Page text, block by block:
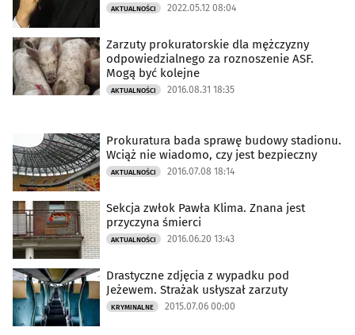
AKTUALNOŚCI 2022.05.12 08:04
Zarzuty prokuratorskie dla mężczyzny
odpowiedzialnego za roznoszenie ASF.
Mogą być kolejne
AKTUALNOŚCI 2016.08.31 18:35
Prokuratura bada sprawę budowy stadionu.
Wciąż nie wiadomo, czy jest bezpieczny
AKTUALNOŚCI 2016.07.08 18:14
Sekcja zwłok Pawła Klima. Znana jest
przyczyna śmierci
AKTUALNOŚCI 2016.06.20 13:43
Drastyczne zdjęcia z wypadku pod
Jeżewem. Strażak usłyszał zarzuty
KRYMINALNE 2015.07.06 00:00